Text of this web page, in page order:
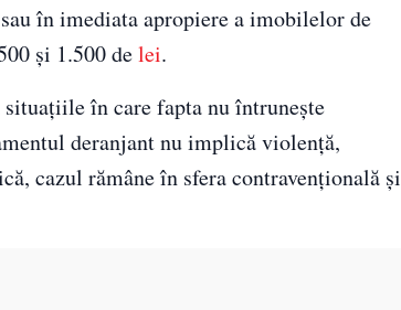
în imediata apropiere a imobilelor de
și 1.500 delei.
în care fapta nu întrunește
deranjant nu implică violență,
cazul rămâne în sfera contravențională și